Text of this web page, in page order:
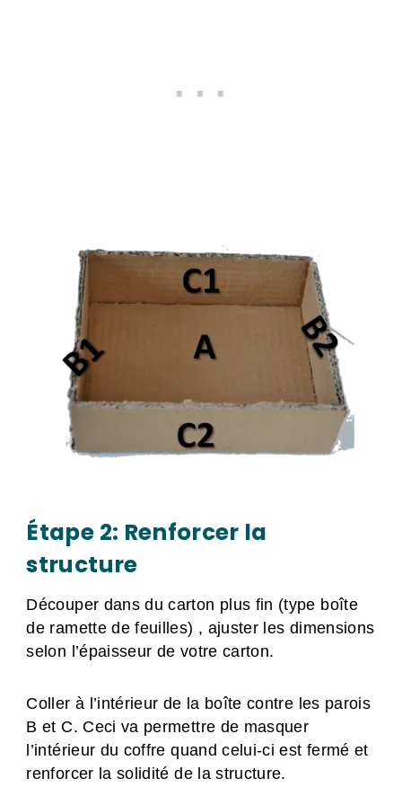
Étape 2: Renforcer la
structure
Découper dans du carton plus fin (type boîte
de ramette de feuilles) , ajuster les dimensions
selon l’épaisseur de votre carton.
Coller à l’intérieur de la boîte contre les parois
B et C. Ceci va permettre de masquer
l’intérieur du coffre quand celui-ci est fermé et
renforcer la solidité de la structure.